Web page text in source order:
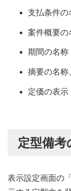
支払条件の
案件概要の
期間の名称
摘要の名称
定価の表示
定型備考
表示設定画面の